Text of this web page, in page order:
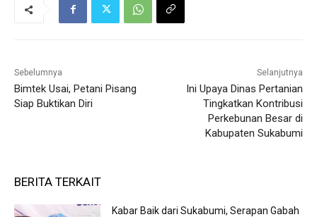
Sebelumnya
Bimtek Usai, Petani Pisang
Siap Buktikan Diri
Selanjutnya
Ini Upaya Dinas Pertanian
Tingkatkan Kontribusi
Perkebunan Besar di
Kabupaten Sukabumi
BERITA TERKAIT
Kabar Baik dari Sukabumi, Serapan Gabah